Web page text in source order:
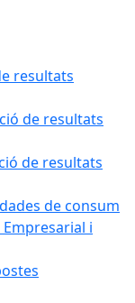
resultats
de resultats
de resultats
de consum
Empresarial i